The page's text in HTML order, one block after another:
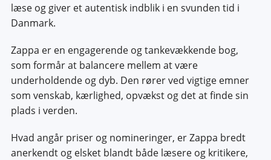
læse og giver et autentisk indblik i en svunden tid i
Danmark.
Zappa er en engagerende og tankevækkende bog,
som formår at balancere mellem at være
underholdende og dyb. Den rører ved vigtige emner
som venskab, kærlighed, opvækst og det at finde sin
plads i verden.
Hvad angår priser og nomineringer, er Zappa bredt
anerkendt og elsket blandt både læsere og kritikere,